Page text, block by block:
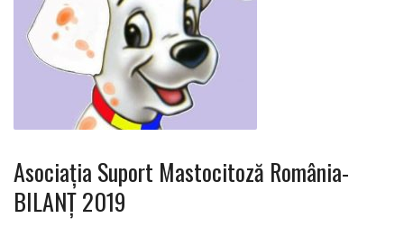
Asociația Suport Mastocitoză România-
BILANȚ 2019